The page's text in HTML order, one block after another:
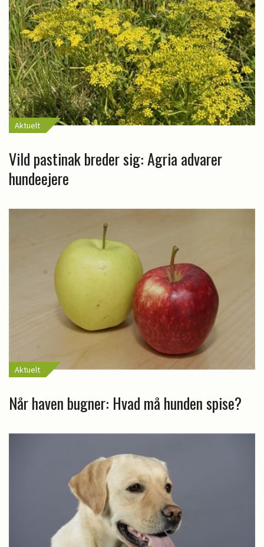
Aktuelt
Vild pastinak breder sig: Agria advarer
hundeejere
Aktuelt
Når haven bugner: Hvad må hunden spise?